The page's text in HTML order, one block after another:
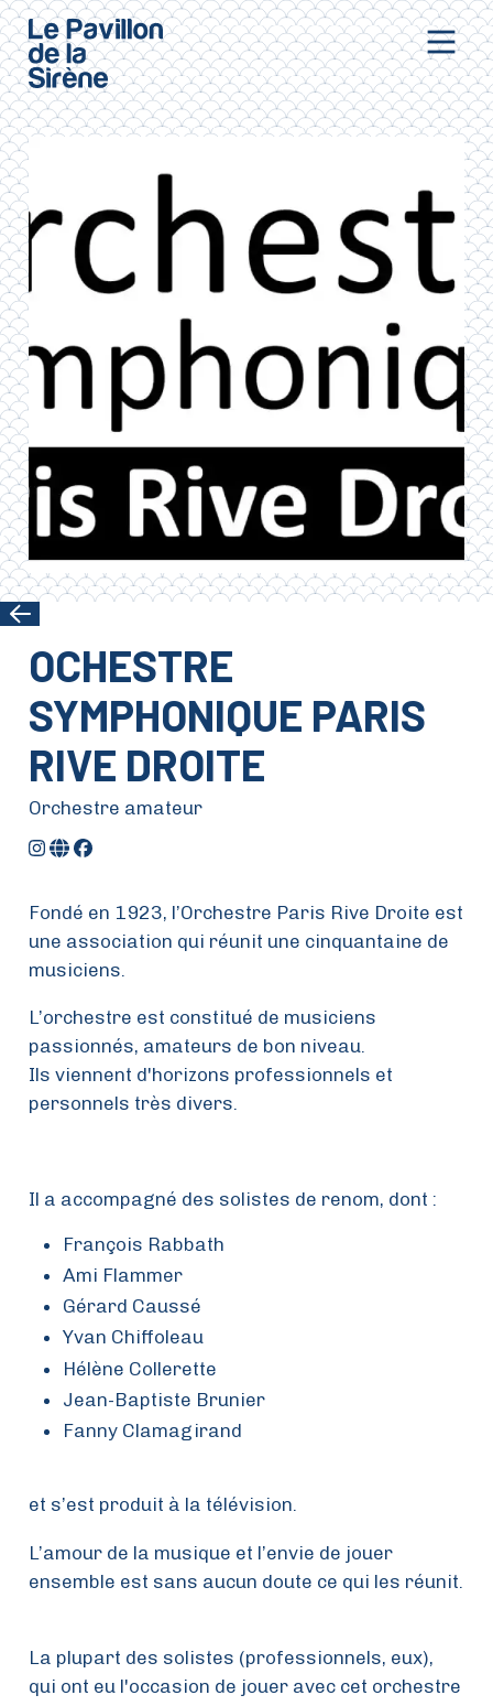
Aller au contenu principal
OCHESTRE
SYMPHONIQUE PARIS
RIVE DROITE
Orchestre amateur
Fondé en 1923, l’Orchestre Paris Rive Droite est
une association qui réunit une cinquantaine de
musiciens.
L’orchestre est constitué de musiciens
passionnés, amateurs de bon niveau.
Ils viennent d'horizons professionnels et
personnels très divers.
Il a accompagné des solistes de renom, dont :
François Rabbath
Ami Flammer
Gérard Caussé
Yvan Chiffoleau
Hélène Collerette
Jean-Baptiste Brunier
Fanny Clamagirand
et s’est produit à la télévision.
L’amour de la musique et l’envie de jouer
ensemble est sans aucun doute ce qui les réunit.
La plupart des solistes (professionnels, eux),
qui ont eu l'occasion de jouer avec cet orchestre